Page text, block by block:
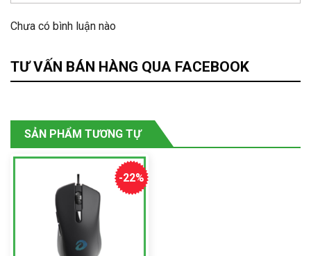
Chưa có bình luận nào
TƯ VẤN BÁN HÀNG QUA FACEBOOK
SẢN PHẨM TƯƠNG TỰ
-22%